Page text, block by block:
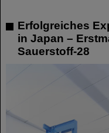
Erfolgreiches
in Japan –
Sauerstoff-28